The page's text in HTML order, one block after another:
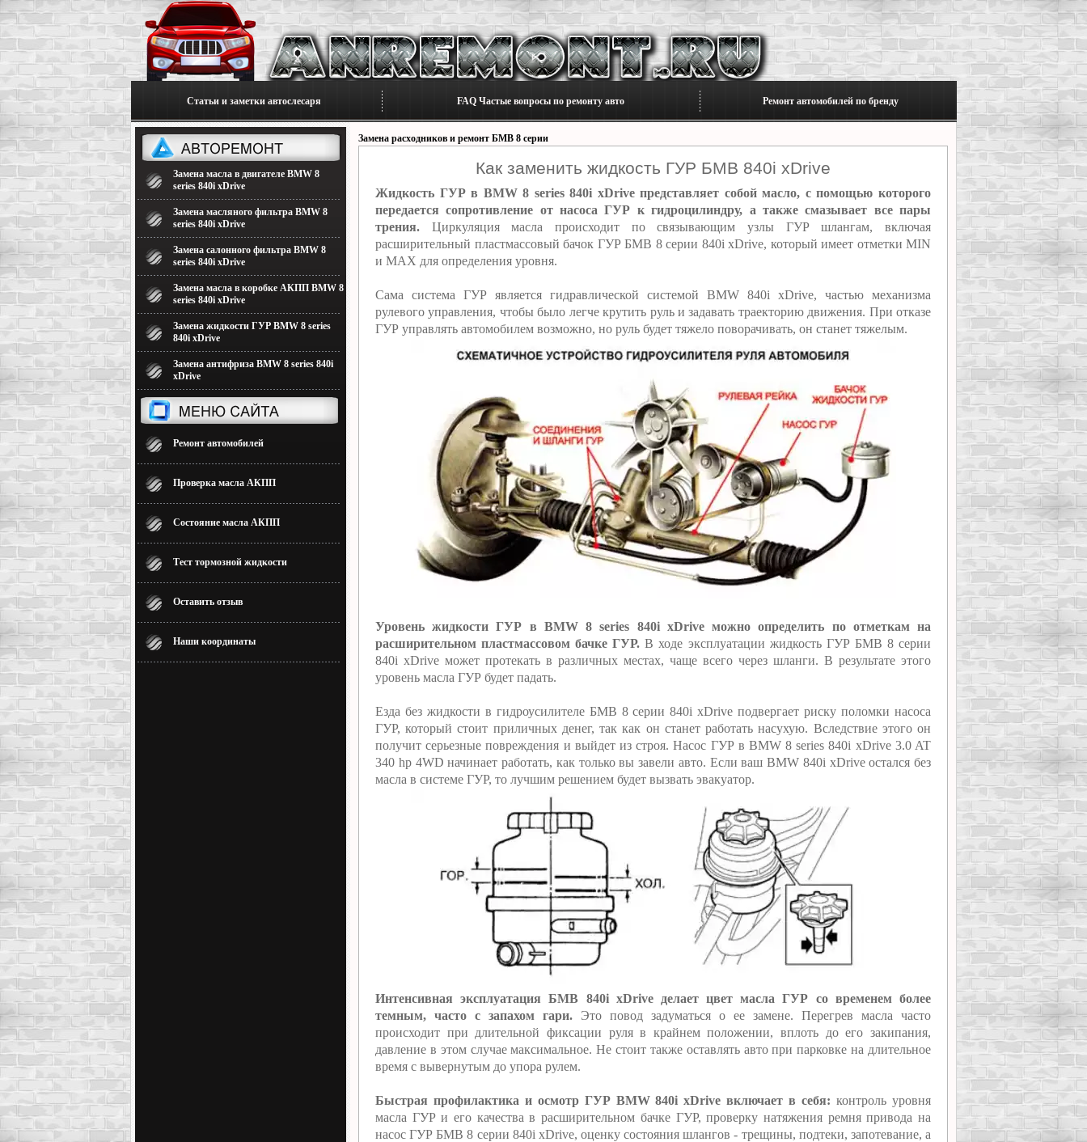
Статьи и заметки автослесаря FAQ Частые вопросы по ремонту авто Ремонт автомобилей по бренду
Замена масла в двигателе BMW 8
series 840i xDrive
Замена масляного фильтра BMW 8
series 840i xDrive
Замена салонного фильтра BMW 8
series 840i xDrive
Замена масла в коробке АКПП BMW 8
series 840i xDrive
Замена жидкости ГУР BMW 8 series
840i xDrive
Замена антифриза BMW 8 series 840i
xDrive
Ремонт автомобилей
Проверка масла АКПП
Состояние масла АКПП
Тест тормозной жидкости
Оставить отзыв
Наши координаты
Замена расходников и ремонт БМВ 8 серии
Как заменить жидкость ГУР БМВ 840i xDrive
Жидкость ГУР в BMW 8 series 840i xDrive представляет собой масло, с помощью которого
передается сопротивление от насоса ГУР к гидроцилиндру, а также смазывает все пары
трения. Циркуляция масла происходит по связывающим узлы ГУР шлангам, включая
расширительный пластмассовый бачок ГУР БМВ 8 серии 840i xDrive, который имеет отметки MIN
и MAX для определения уровня.
Сама система ГУР является гидравлической системой BMW 840i xDrive, частью механизма
рулевого управления, чтобы было легче крутить руль и задавать траекторию движения. При отказе
ГУР управлять автомобилем возможно, но руль будет тяжело поворачивать, он станет тяжелым.
Уровень жидкости ГУР в BMW 8 series 840i xDrive можно определить по отметкам на
расширительном пластмассовом бачке ГУР. В ходе эксплуатации жидкость ГУР БМВ 8 серии
840i xDrive может протекать в различных местах, чаще всего через шланги. В результате этого
уровень масла ГУР будет падать.
Езда без жидкости в гидроусилителе БМВ 8 серии 840i xDrive подвергает риску поломки насоса
ГУР, который стоит приличных денег, так как он станет работать насухую. Вследствие этого он
получит серьезные повреждения и выйдет из строя. Насос ГУР в BMW 8 series 840i xDrive 3.0 AT
340 hp 4WD начинает работать, как только вы завели авто. Если ваш BMW 840i xDrive остался без
масла в системе ГУР, то лучшим решением будет вызвать эвакуатор.
Интенсивная эксплуатация БМВ 840i xDrive делает цвет масла ГУР со временем более
темным, часто с запахом гари. Это повод задуматься о ее замене. Перегрев масла часто
происходит при длительной фиксации руля в крайнем положении, вплоть до его закипания,
давление в этом случае максимальное. Не стоит также оставлять авто при парковке на длительное
время с вывернутым до упора рулем.
Быстрая профилактика и осмотр ГУР BMW 840i xDrive включает в себя: контроль уровня
масла ГУР и его качества в расширительном бачке ГУР, проверку натяжения ремня привода на
насос ГУР БМВ 8 серии 840i xDrive, оценку состояния шлангов - трещины, подтеки, запотевание, а